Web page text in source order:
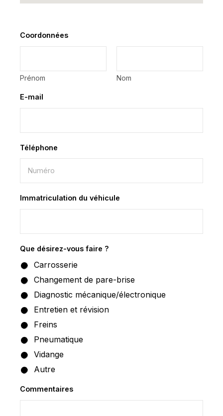
Coordonnées
Prénom Nom
E-mail
Téléphone
Immatriculation du véhicule
Que désirez-vous faire ?
Carrosserie
Changement de pare-brise
Diagnostic mécanique/électronique
Entretien et révision
Freins
Pneumatique
Vidange
Autre
Commentaires